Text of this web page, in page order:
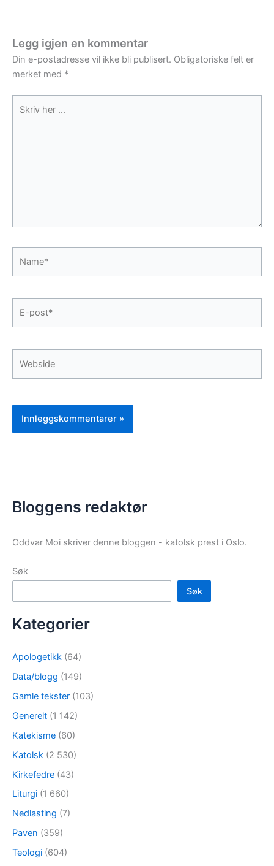
Legg igjen en kommentar
Din e-postadresse vil ikke bli publisert. Obligatoriske felt er
merket med *
post*
Bloggens redaktør
Oddvar Moi skriver denne bloggen - katolsk prest i Oslo.
Søk
Søk
Kategorier
Apologetikk (64)
Data/blogg (149)
Gamle tekster (103)
Generelt (1 142)
Katekisme (60)
Katolsk (2 530)
Kirkefedre (43)
Liturgi (1 660)
Nedlasting (7)
Paven (359)
Teologi (604)